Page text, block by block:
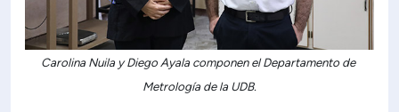
Carolina Nuila y Diego Ayala componen el Departamento de
Metrología de la UDB.